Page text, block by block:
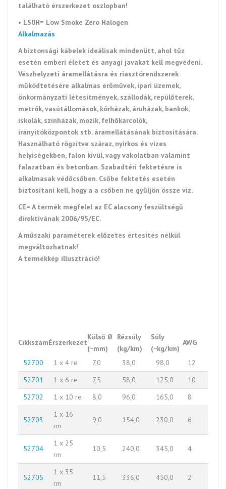
található érszerkezet oszlopban!
• LS0H= Low Smoke Zero Halogen
Alkalmazás
A biztonsági kábelek ideálisak mindenütt, ahol tűz
esetén emberi életet és anyagi javakat kell megvédeni.
Vészhelyzeti áramellátásra és riasztórendszerek
működtetésére alkalmas erőművek, ipari üzemek,
önkormányzati létesítmények, szállodák, repülőterek,
metrók, vasútállomások, kórházak, áruházak, bankok,
iskolák, színházak, mozik, felhőkarcolók,
irányítóközpontok stb. áramellátásának biztosítására.
Használható rögzítve száraz, nyirkos és vizes
helyiségekben, falon kívül, vagy vakolatban valamint
falazatban és betonban. Szabadtéri fektetésre is
alkalmasak védőcsőben. Csőbe fektetés esetén
biztosítani kell, hogy a a csőben ne gyűljön össze víz.
CE= A termék megfelel az EC alacsony feszültségű
direktívának 2006/95/EC.
A műszaki paraméterek előzetes értesítés nélkül
megváltozhatnak!
A termékkép illusztráció!
CikkszámÉrszerkezet
Külső Ø
(~mm)
Rézsúly
(kg/km)
Súly
(~kg/km)
AWG
52700 1 x 4 re 7,0 38,0 98,0
12
52701
1 x 6 re 7,5 58,0 125,0
10
52702
1 x 10 re 8,0 96,0 165,0 8
52703
1 x 16
rm
9,0 154,0 230,0 6
52704
1 x 25
rm
10,5 240,0 345,0 4
52705
1 x 35
rm
11,5 336,0 450,0 2